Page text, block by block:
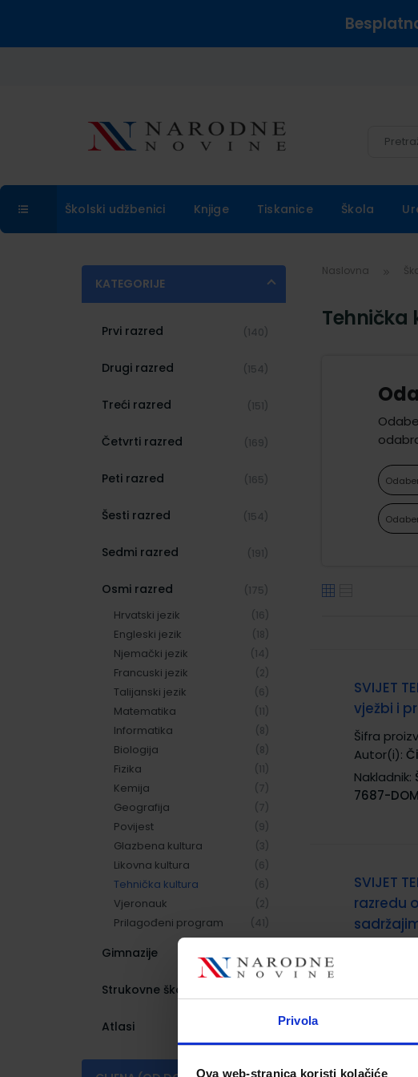
Privola
Ova web-stranica koristi kolačiće
Školski udžbenici Knjige Tiskanice Škola
KATEGORIJE
Prvi razred (140)
Drugi razred (154)
Treći razred (151)
Četvrti razred (169)
Peti razred (165)
Šesti razred (154)
Sedmi razred (191)
Osmi razred (175)
Hrvatski jezik (16)
Engleski jezik (18)
Njemački jezik (14)
Francuski jezik (2)
Talijanski jezik (6)
Matematika (11)
Informatika (8)
Biologija (8)
Fizika (11)
Kemija (7)
Geografija (7)
Povijest (9)
Glazbena kultura (3)
Likovna kultura (6)
Tehnička kultura (6)
Vjeronauk (2)
Prilagođeni program (41)
Gimnazije (431)
Strukovne škole
Atlasi
Naslovna
Tehnička
SVIJET
vježbi i
Šifra
Autor(i):
Nakladnik:
7687-DOM
SVIJET
razredu